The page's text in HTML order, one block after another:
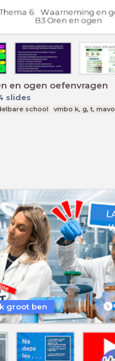
en ogen oefenvragen
slides
school vmbo k, g, t, mavo
groot ben